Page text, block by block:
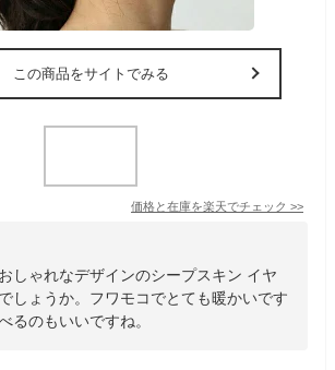
この商品をサイトでみる
価格と在庫を楽天でチェック >>
しゃれなデザインのシープスキン イヤ
しょうか。フワモコでとても暖かいです
るのもいいですね。